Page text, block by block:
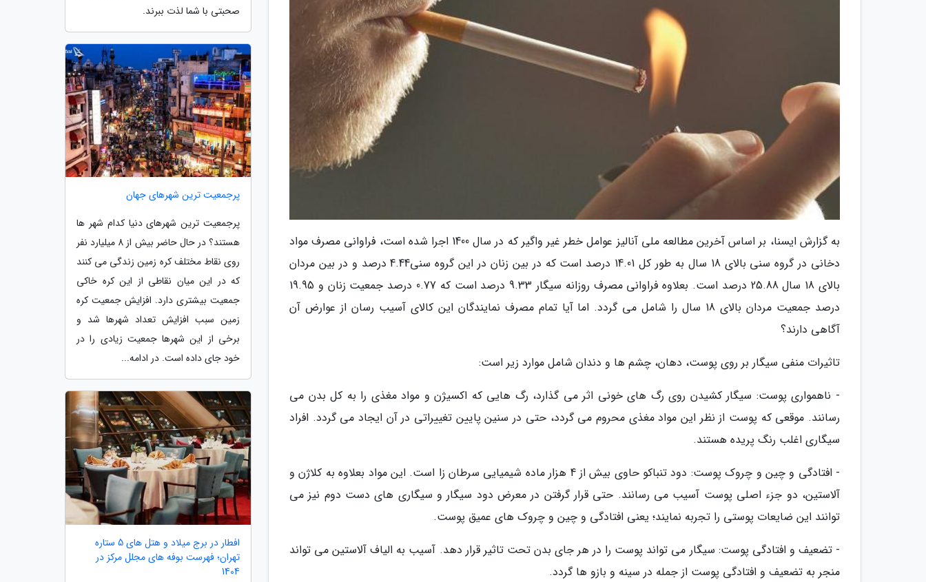
به گزارش ایسنا، بر اساس آخرین مطالعه ملی آنالیز عوامل خطر غیر واگیر که در سال 1400 اجرا شده است، فراوانی مصرف مواد
دخانی در گروه سنی بالای 18 سال به طور کل 14.01 درصد است که در بین زنان در این گروه سنی4.44 درصد و در بین مردان
بالای 18 سال 25.88 درصد است. بعلاوه فراوانی مصرف روزانه سیگار 9.33 درصد است که 0.77 درصد جمعیت زنان و 19.95
درصد جمعیت مردان بالای 18 سال را شامل می گردد. اما آیا تمام مصرف نمایندگان این کالای آسیب رسان از عوارض آن
آگاهی دارند؟
تاثیرات منفی سیگار بر روی پوست، دهان، چشم ها و دندان شامل موارد زیر است:
- ناهمواری پوست: سیگار کشیدن روی رگ های خونی اثر می گذارد، رگ هایی که اکسیژن و مواد مغذی را به کل بدن می
رسانند. موقعی که پوست از نظر این مواد مغذی محروم می گردد، حتی در سنین پایین تغییراتی در آن ایجاد می گردد. افراد
سیگاری اغلب رنگ پریده هستند.
- افتادگی و چین و چروک پوست: دود تنباکو حاوی بیش از 4 هزار ماده شیمیایی سرطان زا است. این مواد بعلاوه به کلاژن و
آلاستین، دو جزء اصلی پوست آسیب می رسانند. حتی قرار گرفتن در معرض دود سیگار و سیگاری های دست دوم نیز می
توانند این ضایعات پوستی را تجربه نمایند؛ یعنی افتادگی و چین و چروک های عمیق پوست.
- تضعیف و افتادگی پوست: سیگار می تواند پوست را در هر جای بدن تحت تاثیر قرار دهد. آسیب به الیاف آلاستین می تواند
منجر به تضعیف و افتادگی پوست از جمله در سینه و بازو ها گردد.
صحبتی با شما لذت ببرند.
پرجمعیت ترین شهرهای جهان
پرجمعیت ترین شهرهای دنیا کدام شهر ها
هستند؟ در حال حاضر بیش از 8 میلیارد نفر
روی نقاط مختلف کره زمین زندگی می کنند
که در این میان نقاطی از این کره خاکی
جمعیت بیشتری دارد. افزایش جمعیت کره
زمین سبب افزایش تعداد شهرها شد و
برخی از این شهرها جمعیت زیادی را در
خود جای داده است. در ادامه...
افطار در برج میلاد و هتل های 5 ستاره
تهران؛ فهرست بوفه های مجلل مرکز در
1404